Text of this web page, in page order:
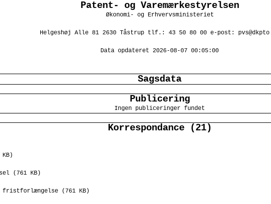
Patent- og Varemærkestyrelsen
Økonomi- og Erhvervsministeriet
Helgeshøj Alle 81 2630 Tåstrup tlf.: 43 50 80 00 e-post:
Data opdateret 2026-08-07 00:05:00
Sagsdata
Publicering
Ingen publiceringer fundet
Korrespondance (21)
(761 KB)
fristforlængelse (761 KB)